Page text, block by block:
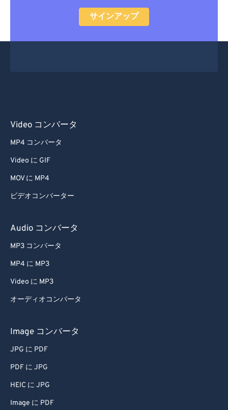
サインアップ
Video コンバータ
MP4 コンバータ
Video に GIF
MOV に MP4
ビデオコンバーター
Audio コンバータ
MP3 コンバータ
MP4 に MP3
Video に MP3
オーディオコンバータ
Image コンバータ
JPG に PDF
PDF に JPG
HEIC に JPG
Image に PDF